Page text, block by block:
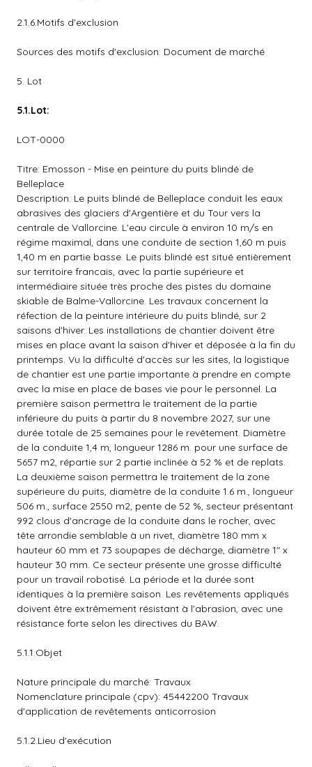
2.1.6.Motifs d'exclusion
Sources des motifs d'exclusion: Document de marché
5. Lot
5.1.Lot:
LOT-0000
Titre: Emosson - Mise en peinture du puits blindé de
Belleplace
Description: Le puits blindé de Belleplace conduit les eaux
abrasives des glaciers d'Argentière et du Tour vers la
centrale de Vallorcine. L'eau circule à environ 10 m/s en
régime maximal, dans une conduite de section 1,60 m puis
1,40 m en partie basse. Le puits blindé est situé entièrement
sur territoire francais, avec la partie supérieure et
intermédiaire située très proche des pistes du domaine
skiable de Balme-Vallorcine. Les travaux concernent la
réfection de la peinture intérieure du puits blindé, sur 2
saisons d'hiver. Les installations de chantier doivent être
mises en place avant la saison d'hiver et déposée à la fin du
printemps. Vu la difficulté d'accès sur les sites, la logistique
de chantier est une partie importante à prendre en compte
avec la mise en place de bases vie pour le personnel. La
première saison permettra le traitement de la partie
inférieure du puits à partir du 8 novembre 2027, sur une
durée totale de 25 semaines pour le revêtement. Diamètre
de la conduite 1,4 m, longueur 1286 m. pour une surface de
5657 m2, répartie sur 2 partie inclinée à 52 % et de replats.
La deuxième saison permettra le traitement de la zone
supérieure du puits, diamètre de la conduite 1.6 m., longueur
506 m., surface 2550 m2, pente de 52 %, secteur présentant
992 clous d'ancrage de la conduite dans le rocher, avec
tête arrondie semblable à un rivet, diamètre 180 mm x
hauteur 60 mm et 73 soupapes de décharge, diamètre 1" x
hauteur 30 mm. Ce secteur présente une grosse difficulté
pour un travail robotisé. La période et la durée sont
identiques à la première saison. Les revêtements appliqués
doivent être extrêmement résistant à l'abrasion, avec une
résistance forte selon les directives du BAW.
5.1.1.Objet
Nature principale du marché: Travaux
Nomenclature principale (cpv): 45442200 Travaux
d'application de revêtements anticorrosion
5.1.2.Lieu d'exécution